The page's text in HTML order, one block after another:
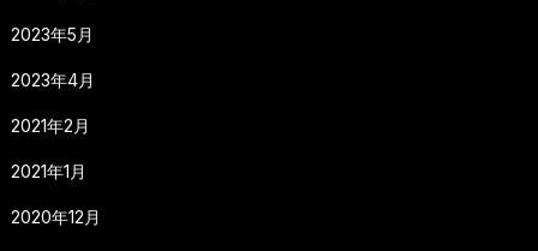
2023年5月
2023年4月
2021年2月
2021年1月
2020年12月